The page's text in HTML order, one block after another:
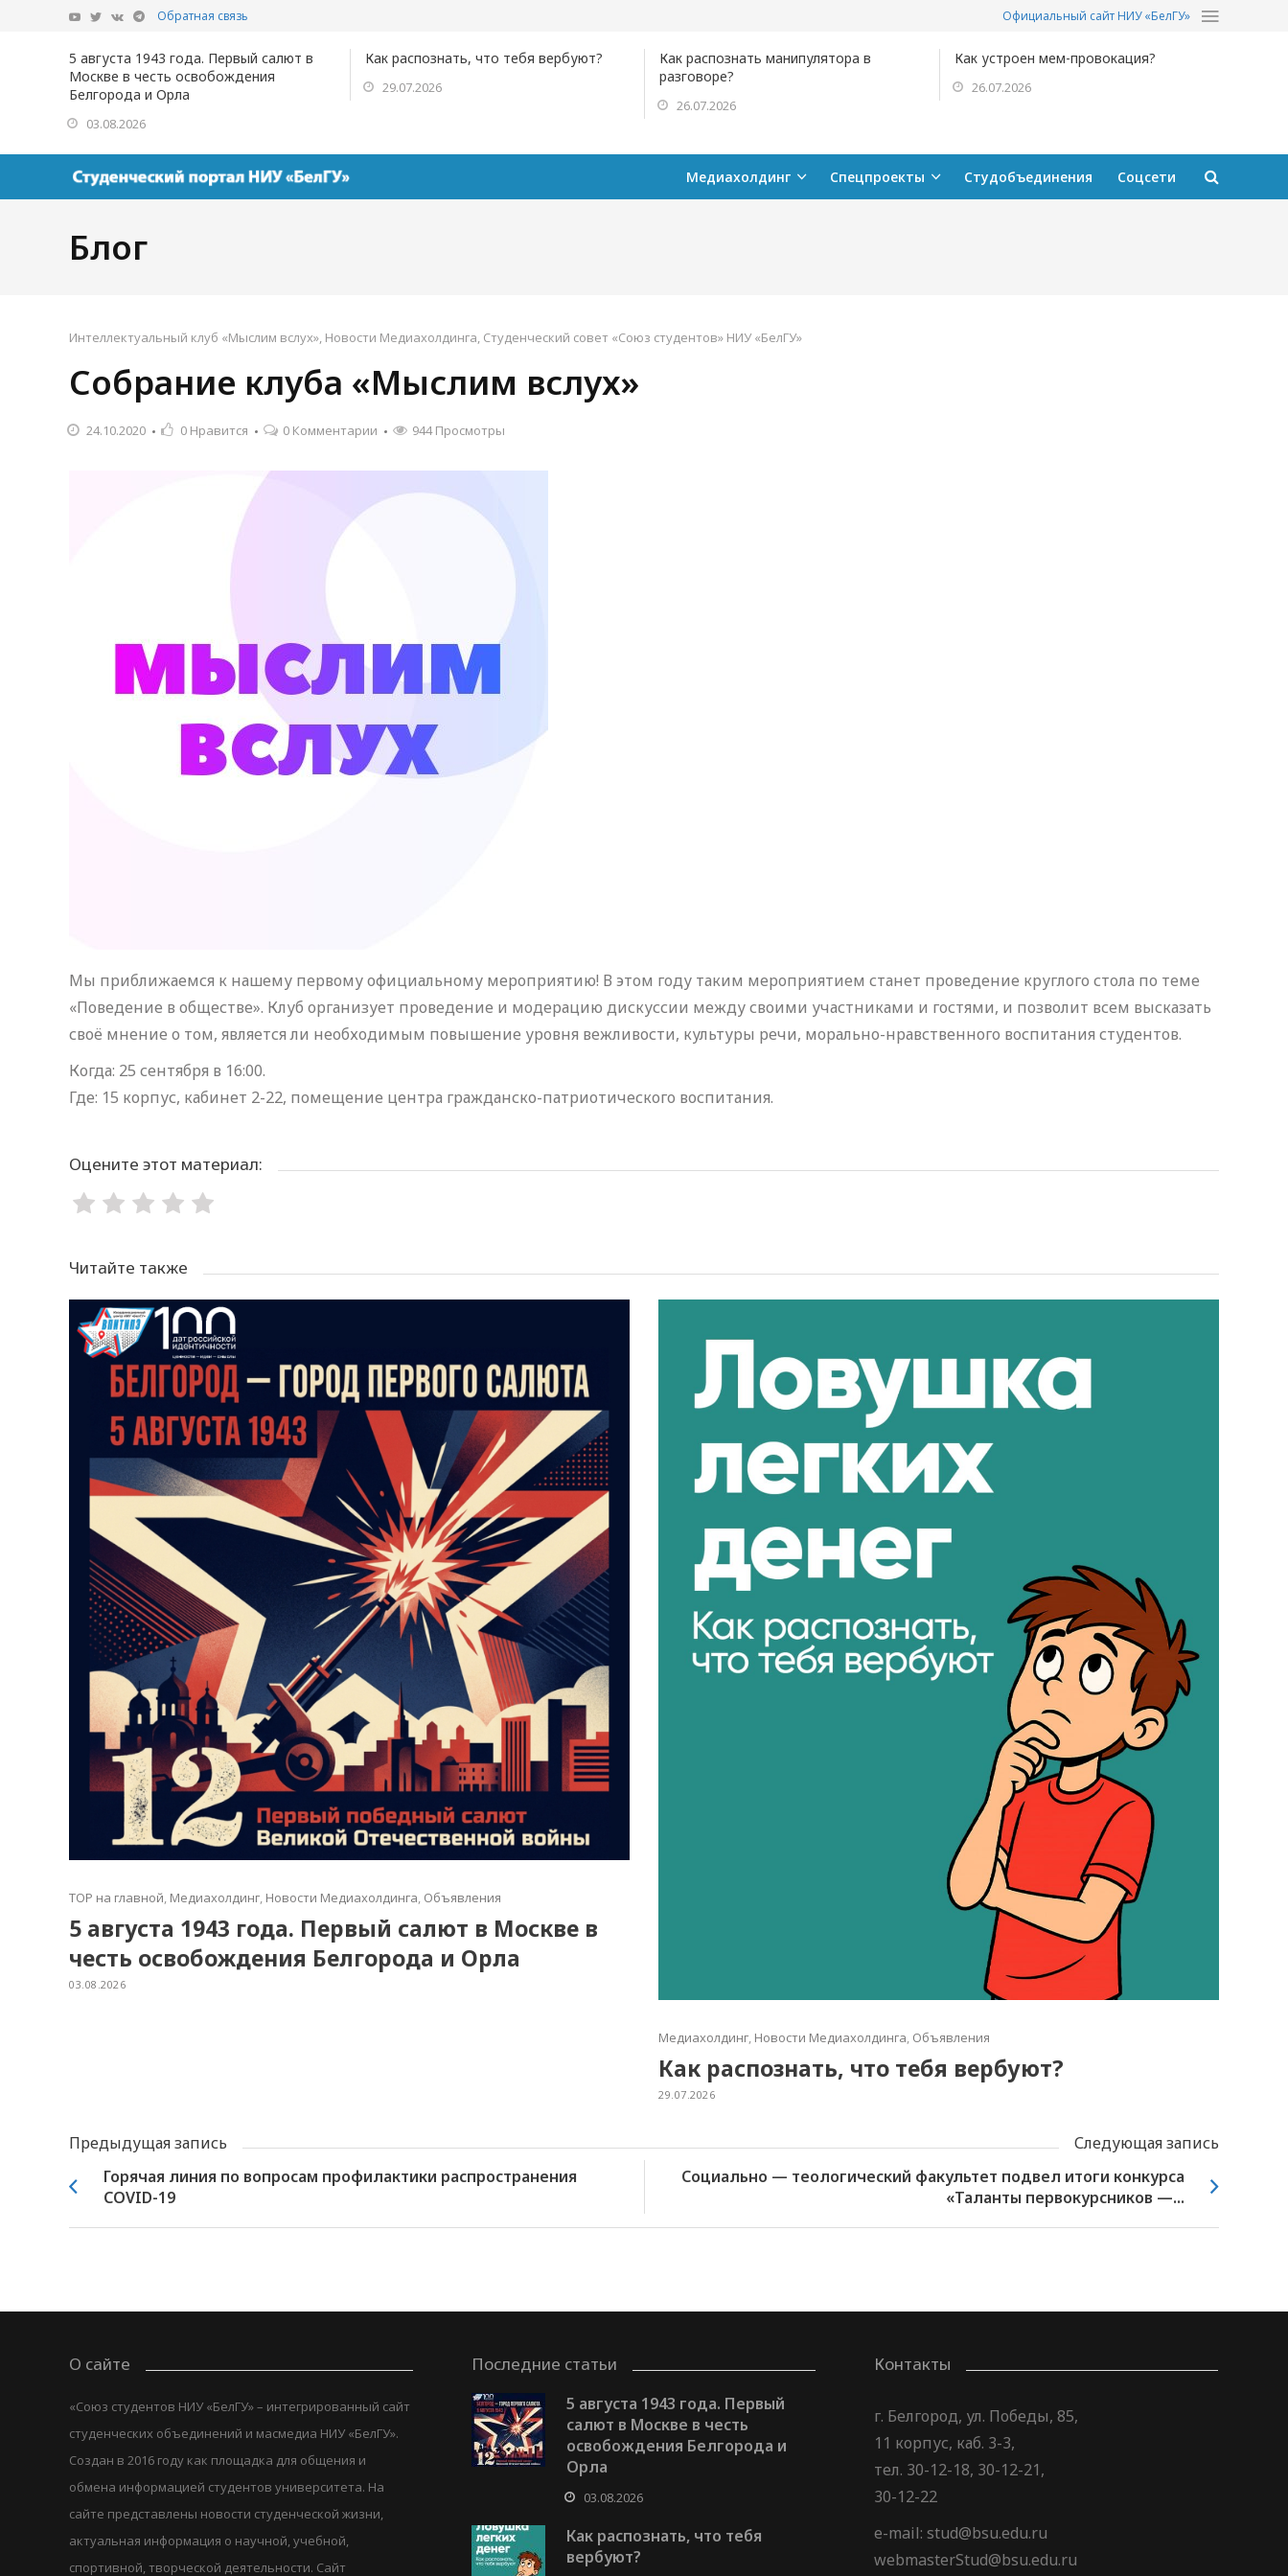
Обратная связь Официальный сайт НИУ «БелГУ»
5 августа 1943 года. Первый салют в
Москве в честь освобождения
Белгорода и Орла
03.08.2026
Как распознать, что тебя вербуют?
29.07.2026
Как распознать манипулятора в
разговоре?
26.07.2026
Как устроен мем-провокация?
26.07.2026
Медиахолдинг Спецпроекты Студобъединения Соцсети
Блог
Интеллектуальный клуб «Мыслим вслух», Новости Медиахолдинга, Студенческий совет «Союз студентов» НИУ «БелГУ»
Собрание клуба «Мыслим вслух»
24.10.2020 0 Нравится 0 Комментарии 944 Просмотры
Мы приближаемся к нашему первому официальному мероприятию! В этом году таким мероприятием станет проведение круглого стола по теме
«Поведение в обществе». Клуб организует проведение и модерацию дискуссии между своими участниками и гостями, и позволит всем высказать
своё мнение о том, является ли необходимым повышение уровня вежливости, культуры речи, морально-нравственного воспитания студентов.
Когда: 25 сентября в 16:00.
Где: 15 корпус, кабинет 2-22, помещение центра гражданско-патриотического воспитания.
Оцените этот материал:
Читайте также
TOP на главной, Медиахолдинг, Новости Медиахолдинга, Объявления
5 августа 1943 года. Первый салют в Москве в
честь освобождения Белгорода и Орла
03.08.2026
Медиахолдинг, Новости Медиахолдинга, Объявления
Как распознать, что тебя вербуют?
29.07.2026
Предыдущая запись
Следующая запись
Горячая линия по вопросам профилактики распространения
COVID-19
Социально — теологический факультет подвел итоги конкурса
«Таланты первокурсников —...
О сайте
«Союз студентов НИУ «БелГУ» – интегрированный сайт
студенческих объединений и масмедиа НИУ «БелГУ».
Создан в 2016 году как площадка для общения и
обмена информацией студентов университета. На
сайте представлены новости студенческой жизни,
актуальная информация о научной, учебной,
спортивной, творческой деятельности. Сайт
Последние статьи
5 августа 1943 года. Первый
салют в Москве в честь
освобождения Белгорода и
Орла
03.08.2026
Как распознать, что тебя
вербуют?
Контакты
г. Белгород, ул. Победы, 85,
11 корпус, каб. 3-3,
тел. 30-12-18, 30-12-21,
30-12-22
e-mail: stud@bsu.edu.ru
webmasterStud@bsu.edu.ru